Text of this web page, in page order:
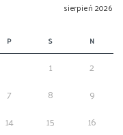
sierpień 2026
P S N
1
2
7 8
9
14 15
16